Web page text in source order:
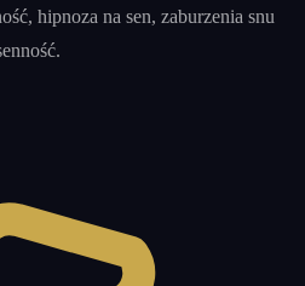
hipnoza na sen, zaburzenia snu